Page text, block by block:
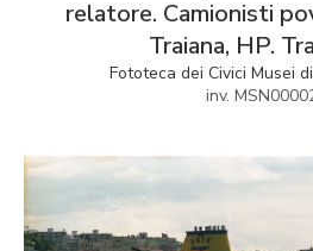
relatore. Camionisti
Traiana, HP.
Fototeca dei Civici Musei
inv.